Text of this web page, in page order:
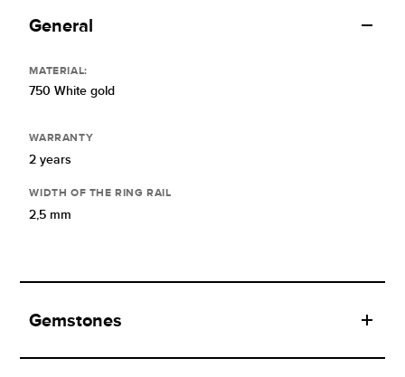
General
MATERIAL:
750 White gold
WARRANTY
2 years
WIDTH OF THE RING RAIL
2,5 mm
Gemstones